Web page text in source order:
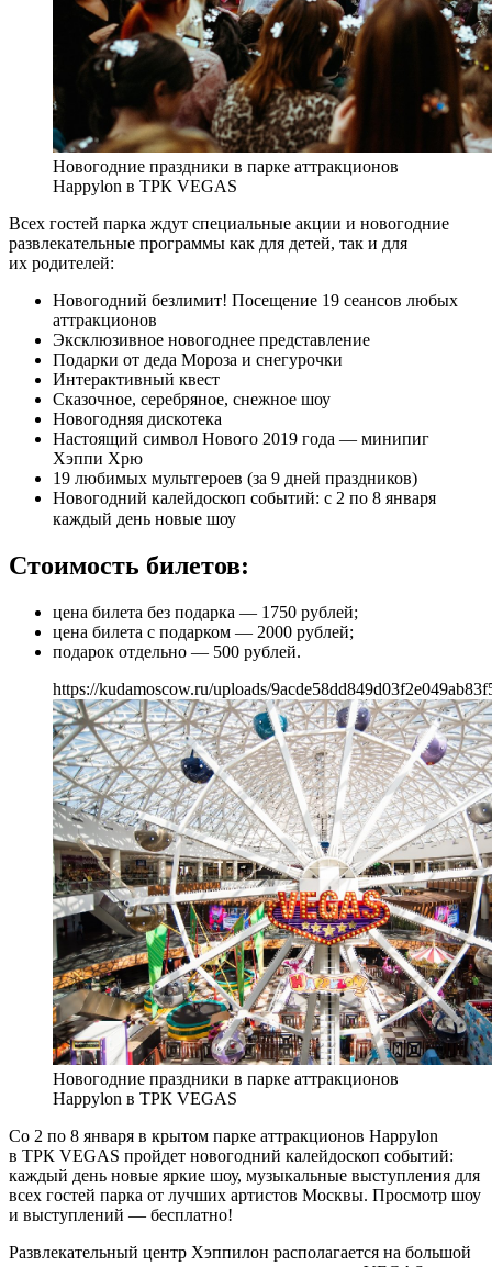
Новогодние праздники в парке аттракционов
Happylon в ТРК VEGAS
Всех гостей парка ждут специальные акции и новогодние
развлекательные программы как для детей, так и для
их родителей:
Новогодний безлимит! Посещение 19 сеансов любых
аттракционов
Эксклюзивное новогоднее представление
Подарки от деда Мороза и снегурочки
Интерактивный квест
Сказочное, серебряное, снежное шоу
Новогодняя дискотека
Настоящий символ Нового 2019 года — минипиг
Хэппи Хрю
19 любимых мультгероев (за 9 дней праздников)
Новогодний калейдоскоп событий: с 2 по 8 января
каждый день новые шоу⠀
Стоимость билетов:
цена билета без подарка — 1750 рублей;
цена билета с подарком — 2000 рублей;
подарок отдельно — 500 рублей.
https://kudamoscow.ru/uploads/
Новогодние праздники в парке аттракционов
Happylon в ТРК VEGAS
Со 2 по 8 января в крытом парке аттракционов Happylon
в ТРК VEGAS пройдет новогодний калейдоскоп событий:
каждый день новые яркие шоу, музыкальные выступления для
всех гостей парка от лучших артистов Москвы. Просмотр шоу
и выступлений — бесплатно!
Развлекательный центр Хэппилон располагается на большой